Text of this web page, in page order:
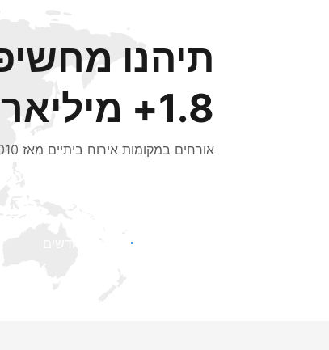
תיהנו
1.8+ מיליארד
אורחים במקומות אירוח ביתיים מאז 2010.
קבלו חשיפה בפני אורחים חדשים